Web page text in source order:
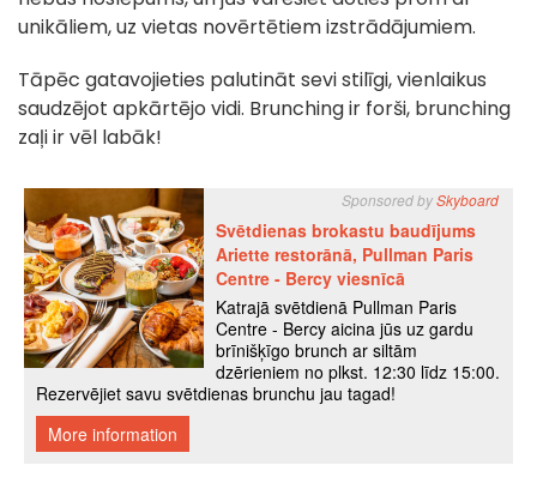
unikāliem, uz vietas novērtētiem izstrādājumiem.
Tāpēc gatavojieties palutināt sevi stilīgi, vienlaikus
saudzējot apkārtējo vidi. Brunching ir forši, brunching
zaļi ir vēl labāk!